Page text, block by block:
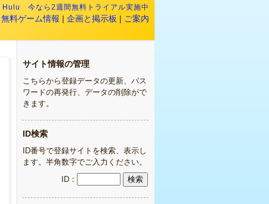
Hulu 今なら2週間無料トライアル実施中
無料ゲーム情報 | 企画と掲示板 | ご案内
サイト情報の管理
こちらから登録データの更新、パス
ワードの再発行、データの削除がで
きます。
ID検索
ID番号で登録サイトを検索、表示し
ます。半角数字でご入力ください。
ID：